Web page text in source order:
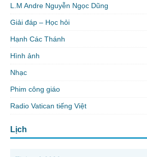
L.M Andre Nguyễn Ngọc Dũng
Giải đáp – Học hỏi
Hạnh Các Thánh
Hình ảnh
Nhạc
Phim công giáo
Radio Vatican tiếng Việt
Lịch